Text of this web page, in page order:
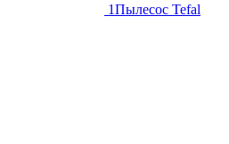
1Пылесос Tefal